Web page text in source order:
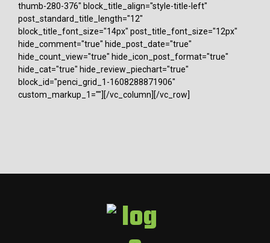
thumb-280-376" block_title_align="style-title-left"
post_standard_title_length="12"
block_title_font_size="14px" post_title_font_size="12px"
hide_comment="true" hide_post_date="true"
hide_count_view="true" hide_icon_post_format="true"
hide_cat="true" hide_review_piechart="true"
block_id="penci_grid_1-1608288871906"
custom_markup_1=""][/vc_column][/vc_row]